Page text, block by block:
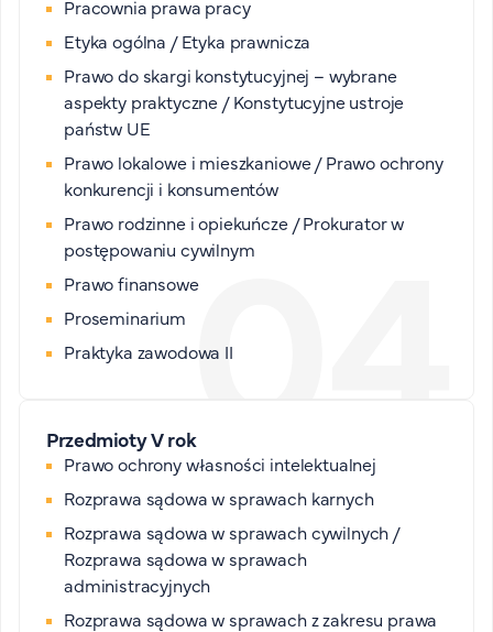
Pracownia prawa pracy
Etyka ogólna / Etyka prawnicza
Prawo do skargi konstytucyjnej – wybrane
aspekty praktyczne / Konstytucyjne ustroje
państw UE
Prawo lokalowe i mieszkaniowe / Prawo ochrony
konkurencji i konsumentów
Prawo rodzinne i opiekuńcze / Prokurator w
postępowaniu cywilnym
Prawo finansowe
Proseminarium
Praktyka zawodowa II
Przedmioty V rok
Prawo ochrony własności intelektualnej
Rozprawa sądowa w sprawach karnych
Rozprawa sądowa w sprawach cywilnych /
Rozprawa sądowa w sprawach
administracyjnych
Rozprawa sądowa w sprawach z zakresu prawa